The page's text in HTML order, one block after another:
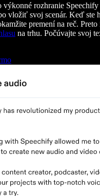
výkonné rozhranie
vložiť svoj scenár. Keď ste
premení na reč.
na trhu. Počúvajte svoj